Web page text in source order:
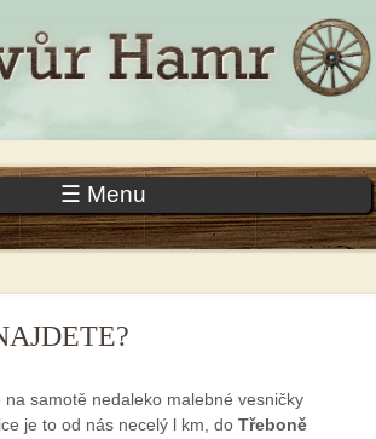
HLAVNÍ MENU
☰ Menu
na samotě nedaleko malebné vesničky
je to od nás necelý l km, do Třeboně